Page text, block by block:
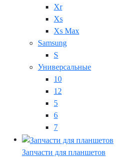
Xr
Xs
Xs Max
Samsung
S
Универсальные
10
12
5
6
7
Запчасти для планшетов